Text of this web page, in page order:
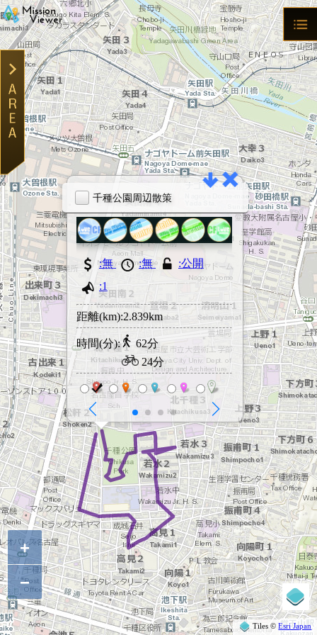
千種公園周辺散策
モード
で検索
報ご提供
:無 :無
:公開
:1
距離(km):2.839km
時間(分):
62分
24分
千種公園は
園で、 ユリ
ースや、有
ート、野球
代が楽しめ
四季折々を楽
+
−
Tiles ©Esri Japan